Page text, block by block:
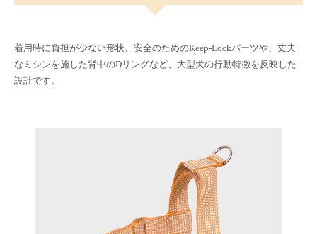
着用時に負担が少ない形状、安全のためのKeep-Lockパーツや、丈夫
なミシンを施した背中のDリングなど、大型犬の行動特徴を反映した
設計です。